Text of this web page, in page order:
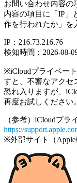
お問い合わせ内容の
内容の項目に「IP」
作を行われたか」を
IP：216.73.216.76
検知時間：2026-08-
※iCloudプライベー
すと、不審なアクセ
恐れ入りますが、
再度お試しください。
（参考）iCloudプラ
https://
※外部サイト（